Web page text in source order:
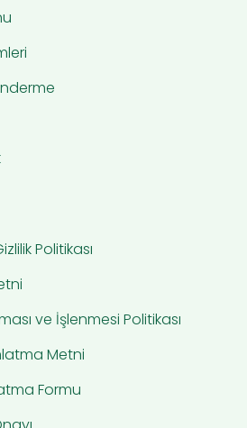
Politikası
ve İşlenmesi Politikası
Metni
Formu